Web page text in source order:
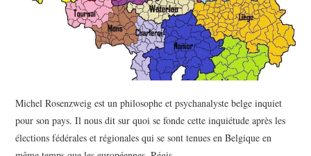
Michel Rosenzweig est un philosophe et psychanalyste belge inquiet
pour son pays. Il nous dit sur quoi se fonde cette inquiétude après les
élections fédérales et régionales qui se sont tenues en Belgique en